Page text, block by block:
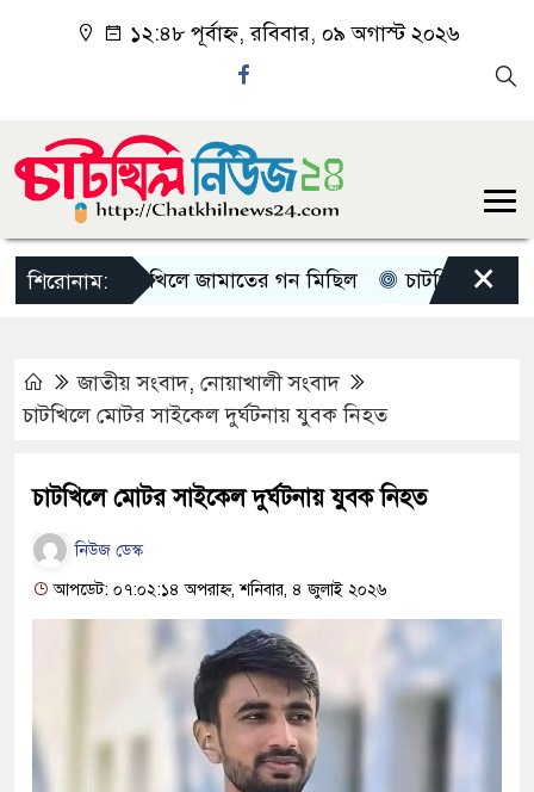
১২:৪৮ পূর্বাহ্ন, রবিবার, ০৯ অগাস্ট ২০২৬
শিরোনাম:চাটখিলে জামাতের গন মিছিল চাটখিলে পানিতে
×
জাতীয় সংবাদ, নোয়াখালী সংবাদ
চাটখিলে মোটর সাইকেল দুর্ঘটনায় যুবক নিহত
চাটখিলে মোটর সাইকেল দুর্ঘটনায় যুবক নিহত
নিউজ ডেস্ক
আপডেট: ০৭:০২:১৪ অপরাহ্ন, শনিবার, ৪ জুলাই ২০২৬